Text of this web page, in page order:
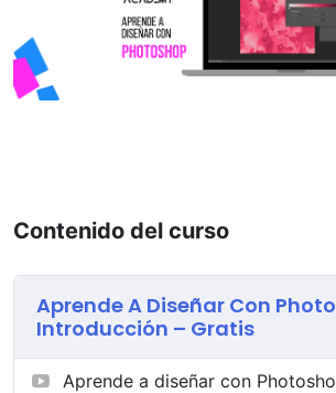
Contenido del curso
Aprende A Diseñar Con
Introducción – Gratis
Aprende a diseñar con